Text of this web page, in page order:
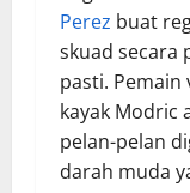
Perez buat
skuad secara
pasti. Pemain
kayak Modric
pelan-pelan
darah muda